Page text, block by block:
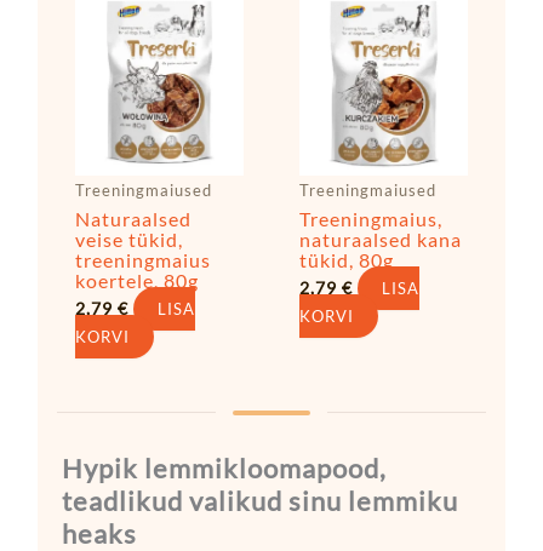
Treeningmaiused
Naturaalsed
veise tükid,
treeningmaius
koertele, 80g
2,79 €
LISA
KORVI
Treeningmaiused
Treeningmaius,
naturaalsed kana
tükid, 80g
2,79€
LISA
KORVI
Hypik lemmikloomapood,
teadlikud valikud sinu lemmiku
heaks